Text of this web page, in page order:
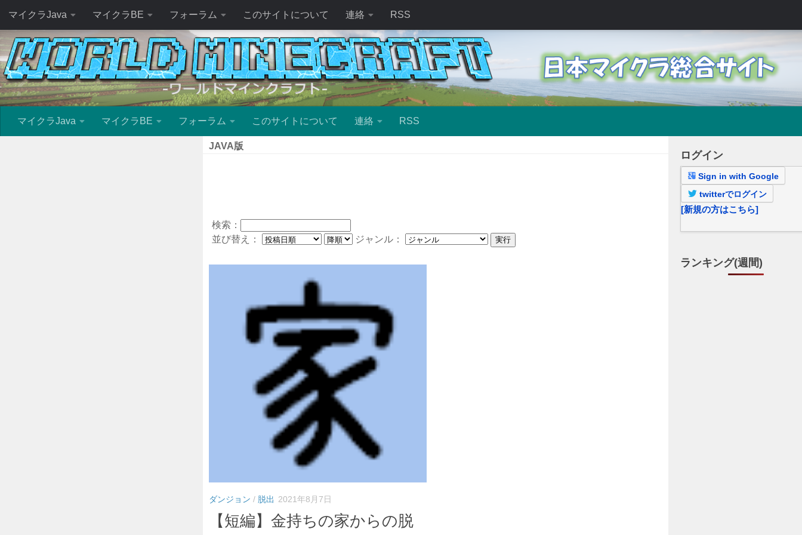
マイクラJava マイクラBE フォーラム このサイトについて 連絡 RSS
マイクラJava マイクラBE フォーラム このサイトについて 連絡 RSS
JAVA版
検索：
並び替え：
ジャンル：
ダンジョン / 脱出 2021年8月7日
【短編】金持ちの家からの脱
ログイン
Sign in with Google
twitterでログイン
[新規の方はこちら]
ランキング(週間)